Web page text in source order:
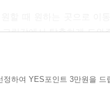
립감에서 탈출하게 도
. 프리랜서라는 장점까지
상 어렵지 않다.
정하여 YES포인트 3만원을 드